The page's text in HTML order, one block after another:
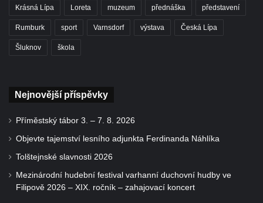
Krásná Lípa Loreta muzeum přednáška představení
Rumburk sport Varnsdorf výstava Česká Lípa
Šluknov škola
Nejnovější příspěvky
Příměstský tábor 3. – 7. 8. 2026
Objevte tajemství lesního adjunkta Ferdinanda Náhlíka
Tolštejnské slavnosti 2026
Mezinárodní hudební festival varhanní duchovní hudby ve
Filipově 2026 – XIX. ročník – zahajovací koncert